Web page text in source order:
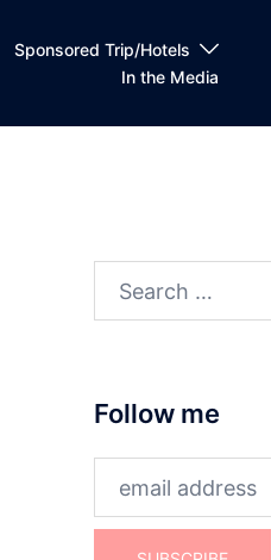
Sponsored Trip/Hotels
In the Media
Search
Follow me